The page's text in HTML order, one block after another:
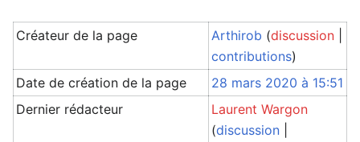
Créateur de la page Arthirob (discussion
contributions)
Date de création de la page
28 mars 2020 à 15:51
Dernier rédacteur
Laurent Wargon
(discussion